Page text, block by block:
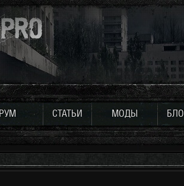
СТАТЬИ МОДЫ БЛОГ